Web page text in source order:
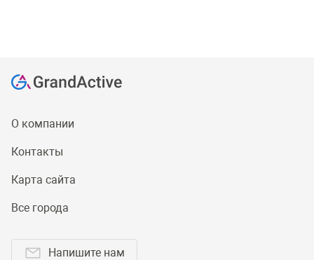
О компании
Контакты
Карта сайта
Все города
Напишите нам